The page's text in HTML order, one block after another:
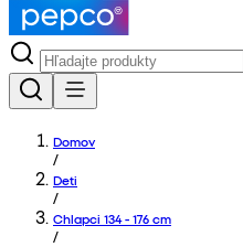
Domov
/
Deti
/
Chlapci 134 - 176 cm
/